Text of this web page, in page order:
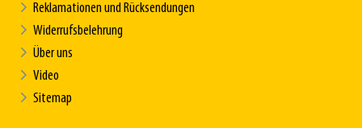
Reklamationen und Rücksendungen
Widerrufsbelehrung
Über uns
Video
Sitemap